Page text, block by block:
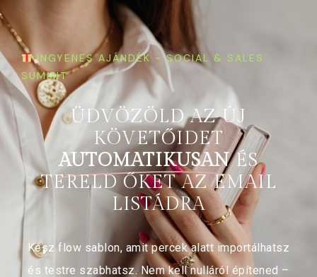
INGYENES AJÁNDÉK - SOCIAL & SALES
SUMMIT
ÜDVÖZÖLD AZ ÚJ
KÖVETŐIDET
AUTOMATIKUSAN ÉS
TERELD ŐKET AZ EMAIL
LISTÁDRA
Kész flow sablon, amit percek alatt importálhatsz
és testre szabhatsz. Nem kell nulláról építened –